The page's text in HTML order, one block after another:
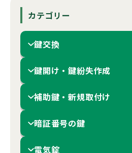
カテゴリー
鍵交換
鍵開け・鍵紛失作成
補助鍵・新規取付け
暗証番号の鍵
電気錠